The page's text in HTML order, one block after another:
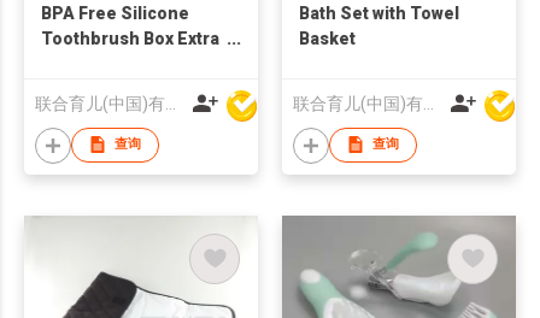
BPA Free Silicone
Toothbrush Box Extra
With Case Set
查询
Bath Set with Towel
Basket
查询